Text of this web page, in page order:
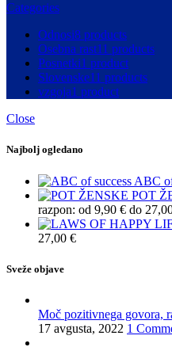
Categories
Odnosi8 products
Osebna rast11 products
Posnetki1 product
Slovenske11 products
vzgoja1 product
Close
Najbolj ogledano
ABC
POT
razpon: od 9,90 € do
27,00 €
Sveže objave
Moč pozitivnega govora,
17 avgusta, 2022 1